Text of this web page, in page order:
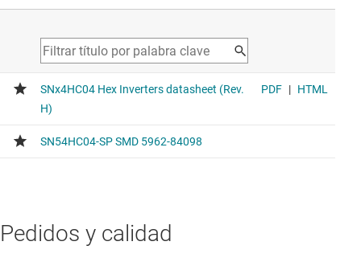
Pedidos y calidad